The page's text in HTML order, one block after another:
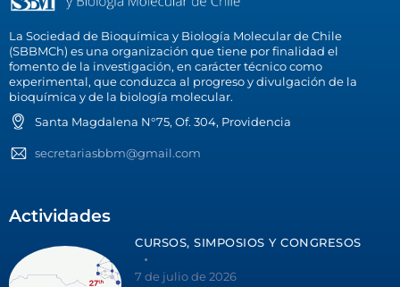
La Sociedad de Bioquímica y Biología Molecular de Chile
(SBBMCh) es una organización que tiene por finalidad el
fomento de la investigación, en carácter técnico como
experimental, que conduzca al progreso y divulgación de la
bioquímica y de la biología molecular.
Santa Magdalena N°75, Of. 304, Providencia
secretariasbbm@gmail.com
Actividades
CURSOS, SIMPOSIOS Y CONGRESOS
7 de julio de 2026